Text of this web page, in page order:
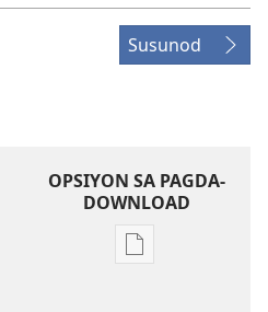
Susunod
OPSIYON SA PAGDA-
DOWNLOAD
Opsiyon